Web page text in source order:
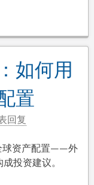
如何用
置
回复
球资产配置——外
投资建议。